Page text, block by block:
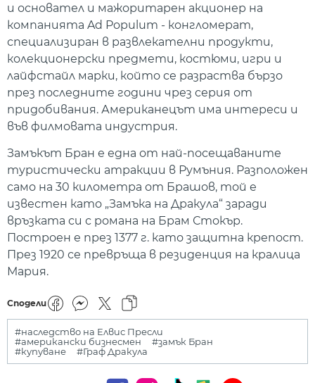
и основател и мажоритарен акционер на
компанията Ad Populum - конгломерат,
специализиран в развлекателни продукти,
колекционерски предмети, костюми, игри и
лайфстайл марки, който се разраства бързо
през последните години чрез серия от
придобивания. Американецът има интереси и
във филмовата индустрия.
Замъкът Бран е една от най-посещаваните
туристически атракции в Румъния. Разположен
само на 30 километра от Брашов, той е
известен като „Замъка на Дракула“ заради
връзката си с романа на Брам Стокър.
Построен е през 1377 г. като защитна крепост.
През 1920 се превръща в резиденция на кралица
Мария.
Сподели
#наследство на Елвис Пресли
#американски бизнесмен
#замък Бран
#купуване
#Граф Дракула